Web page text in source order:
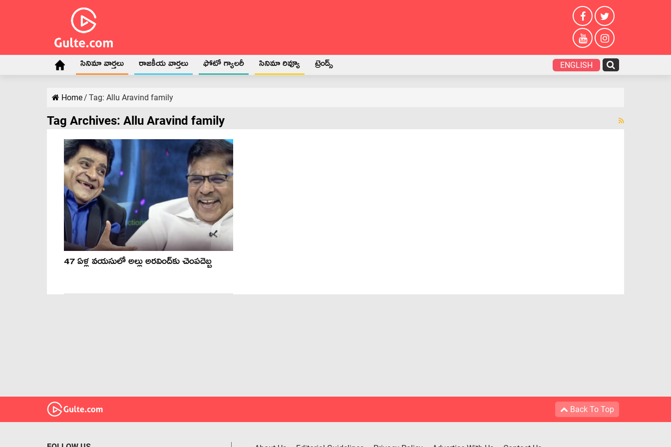
సినిమా వార్తలు రాజకీయ వార్తలు ఫోటో గ్యాలరీ సినిమా రివ్యూ ట్రెండ్స్ ENGLISH
Home/ Tag: Allu Aravind family
Tag Archives: Allu Aravind family
47 ఏళ్ల వయసులో అల్లు అరవింద్‌కు చెంపదెబ్బ
Back To Top